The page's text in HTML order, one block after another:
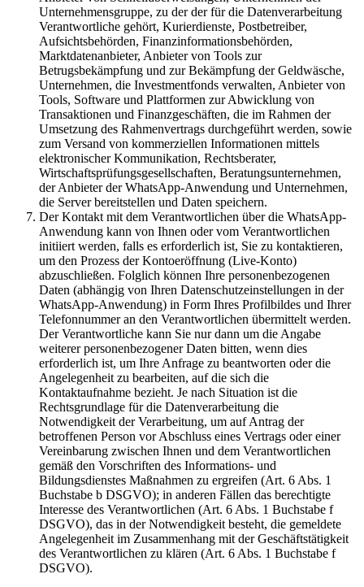
Unternehmensgruppe, zu der der für die Datenverarbeitung
Verantwortliche gehört, Kurierdienste, Postbetreiber,
Aufsichtsbehörden, Finanzinformationsbehörden,
Marktdatenanbieter, Anbieter von Tools zur
Betrugsbekämpfung und zur Bekämpfung der Geldwäsche,
Unternehmen, die Investmentfonds verwalten, Anbieter von
Tools, Software und Plattformen zur Abwicklung von
Transaktionen und Finanzgeschäften, die im Rahmen der
Umsetzung des Rahmenvertrags durchgeführt werden, sowie
zum Versand von kommerziellen Informationen mittels
elektronischer Kommunikation, Rechtsberater,
Wirtschaftsprüfungsgesellschaften, Beratungsunternehmen,
der Anbieter der WhatsApp-Anwendung und Unternehmen,
die Server bereitstellen und Daten speichern.
Der Kontakt mit dem Verantwortlichen über die WhatsApp-
Anwendung kann von Ihnen oder vom Verantwortlichen
initiiert werden, falls es erforderlich ist, Sie zu kontaktieren,
um den Prozess der Kontoeröffnung (Live-Konto)
abzuschließen. Folglich können Ihre personenbezogenen
Daten (abhängig von Ihren Datenschutzeinstellungen in der
WhatsApp-Anwendung) in Form Ihres Profilbildes und Ihrer
Telefonnummer an den Verantwortlichen übermittelt werden.
Der Verantwortliche kann Sie nur dann um die Angabe
weiterer personenbezogener Daten bitten, wenn dies
erforderlich ist, um Ihre Anfrage zu beantworten oder die
Angelegenheit zu bearbeiten, auf die sich die
Kontaktaufnahme bezieht. Je nach Situation ist die
Rechtsgrundlage für die Datenverarbeitung die
Notwendigkeit der Verarbeitung, um auf Antrag der
betroffenen Person vor Abschluss eines Vertrags oder einer
Vereinbarung zwischen Ihnen und dem Verantwortlichen
gemäß den Vorschriften des Informations- und
Bildungsdienstes Maßnahmen zu ergreifen (Art. 6 Abs. 1
Buchstabe b DSGVO); in anderen Fällen das berechtigte
Interesse des Verantwortlichen (Art. 6 Abs. 1 Buchstabe f
DSGVO), das in der Notwendigkeit besteht, die gemeldete
Angelegenheit im Zusammenhang mit der Geschäftstätigkeit
des Verantwortlichen zu klären (Art. 6 Abs. 1 Buchstabe f
DSGVO).